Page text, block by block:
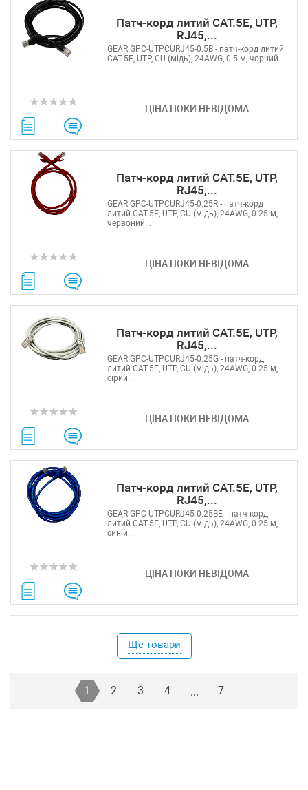
Патч-корд литий САТ.5E, UTP,
RJ45,...
ЦІНА ПОКИ НЕВІДОМА
GEAR GPC-UTPCURJ45-0.5B - патч-корд литий
САТ.5E, UTP, CU (мідь), 24AWG, 0.5 м, чорний...
Патч-корд литий САТ.5E, UTP,
RJ45,...
ЦІНА ПОКИ НЕВІДОМА
GEAR GPC-UTPCURJ45-0.25R - патч-корд
литий САТ.5E, UTP, CU (мідь), 24AWG, 0.25 м,
червоний...
Патч-корд литий САТ.5E, UTP,
RJ45,...
ЦІНА ПОКИ НЕВІДОМА
GEAR GPC-UTPCURJ45-0.25G - патч-корд
литий САТ.5E, UTP, CU (мідь), 24AWG, 0.25 м,
сірий...
Патч-корд литий САТ.5E, UTP,
RJ45,...
ЦІНА ПОКИ НЕВІДОМА
GEAR GPC-UTPCURJ45-0.25BE - патч-корд
литий САТ.5E, UTP, CU (мідь), 24AWG, 0.25 м,
синій...
Ще товари
1 2 3 4 ... 7